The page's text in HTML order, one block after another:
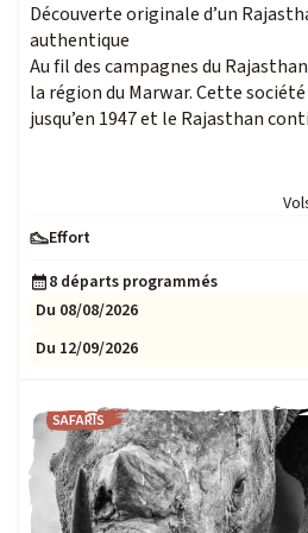
Découverte originale d’un
authentique
Au fil des campagnes du
la région du Marwar. Cette
jusqu’en 1947 et le Rajasthan
Effort
Niveau : 1
8 départs programmés
Du 08/08/2026
Du 12/09/2026
SAFARIS